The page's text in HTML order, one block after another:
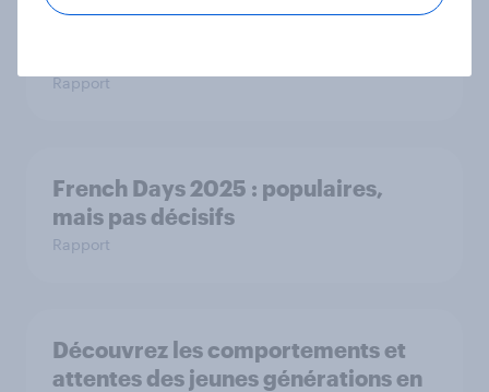
Rapport
French Days 2025 : populaires,
mais pas décisifs
Rapport
Découvrez les comportements et
attentes des jeunes générations en